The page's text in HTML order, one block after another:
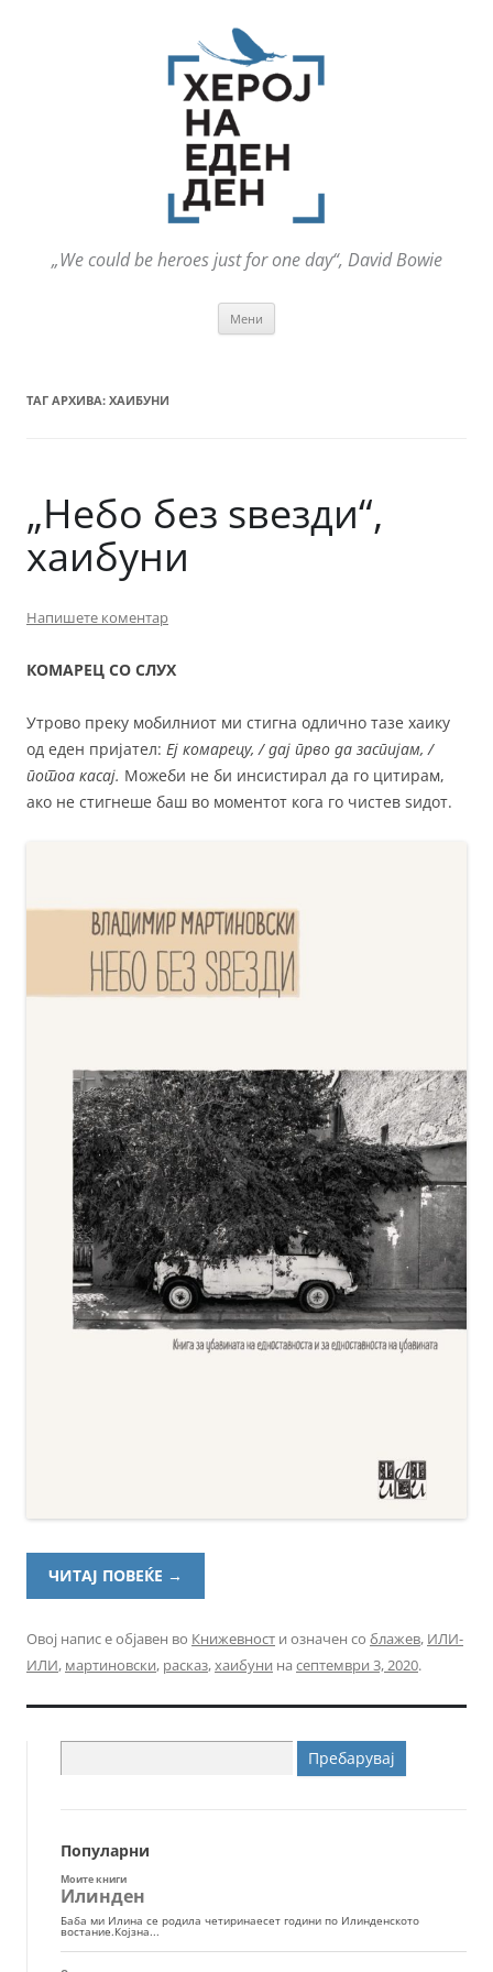
„We could be heroes just for one day“, David Bowie
Мени
ТАГ АРХИВА: ХАИБУНИ
„Небо без ѕвезди“,
хаибуни
Напишете коментар
КОМАРЕЦ СО СЛУХ
Утрово преку мобилниот ми стигна одлично тазе хаику
од еден пријател: Еј комарецу, / дај прво да заспијам, /
потоа касај. Можеби не би инсистирал да го цитирам,
ако не стигнеше баш во моментот кога го чистев ѕидот.
ЧИТАЈ ПОВЕЌЕ →
Овој напис е објавен во Книжевност и означен со блажев, ИЛИ-
ИЛИ, мартиновски, расказ,хаибуни на септември 3, 2020.
за:
Популарни